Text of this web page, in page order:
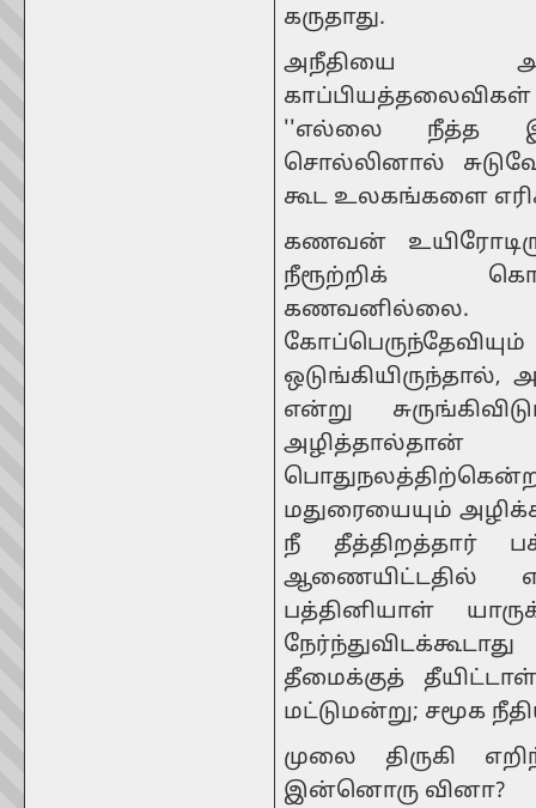
கருதாது.
அநீதியை
காப்பியத்தலைவிகள்
''எல்லை நீத்த
சொல்லினால்
கூட உலகங்களை
கணவன்
நீரூற்றிக்
ஒடுங்கியிருந்தால்,
என்று
மதுரையையும்
நீ தீத்திறத்தார்
ஆணையிட்டதில்
பத்தினியாள்
தீமைக்குத்
மட்டுமன்று; சமூக
முலை திருகி
இன்னொரு வினா?